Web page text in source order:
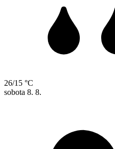
26/15 °C
sobota 8. 8.